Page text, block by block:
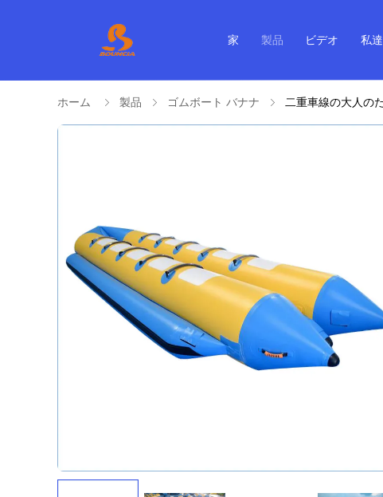
家 製品 ビデオ 私
ホーム 製品 ゴムボート バナナ 二重車線の大人の